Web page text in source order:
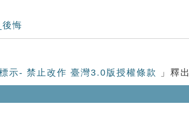
悔
示- 禁止改作 臺灣3.0版授權條款 」釋出